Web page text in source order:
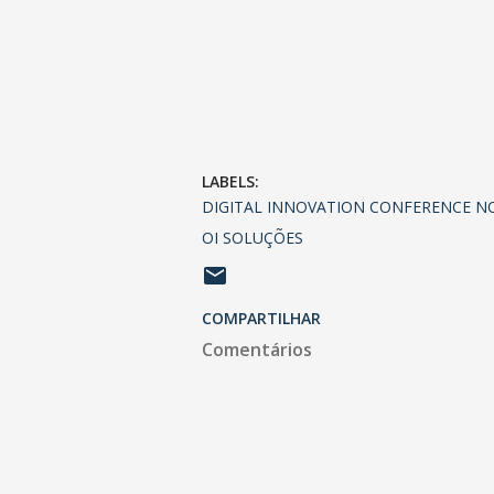
LABELS:
DIGITAL INNOVATION CONFERENCE
OI SOLUÇÕES
COMPARTILHAR
Comentários